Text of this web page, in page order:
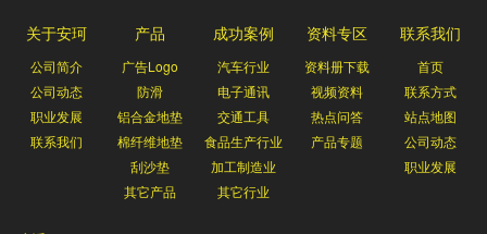
关于安珂
公司简介
公司动态
职业发展
联系我们
产品
广告Logo
防滑
铝合金地垫
棉纤维地垫
刮沙垫
其它产品
成功案例
汽车行业
电子通讯
交通工具
食品生产行业
加工制造业
其它行业
资料专区
资料册下载
视频资料
热点问答
产品专题
联系我们
首页
联系方式
站点地图
公司动态
职业发展